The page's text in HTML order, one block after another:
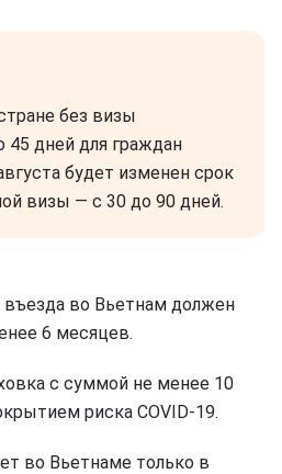
без визы
45 дней для граждан
будет изменен срок
визы — с 30 до 90 дней.
въезда во Вьетнам должен
6 месяцев.
с суммой не менее 10
риска COVID-19.
во Вьетнаме только в